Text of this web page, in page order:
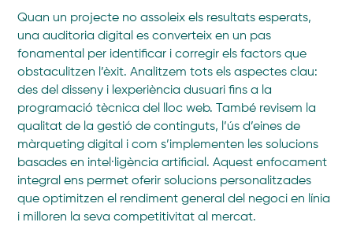
Quan un projecte no assoleix els resultats esperats,
una auditoria digital es converteix en un pas
fonamental per identificar i corregir els factors que
obstaculitzen l’èxit. Analitzem tots els aspectes clau:
des del disseny i lexperiència dusuari fins a la
programació tècnica del lloc web. També revisem la
qualitat de la gestió de continguts, l’ús d’eines de
màrqueting digital i com s’implementen les solucions
basades en intel·ligència artificial. Aquest enfocament
integral ens permet oferir solucions personalitzades
que optimitzen el rendiment general del negoci en línia
i milloren la seva competitivitat al mercat.